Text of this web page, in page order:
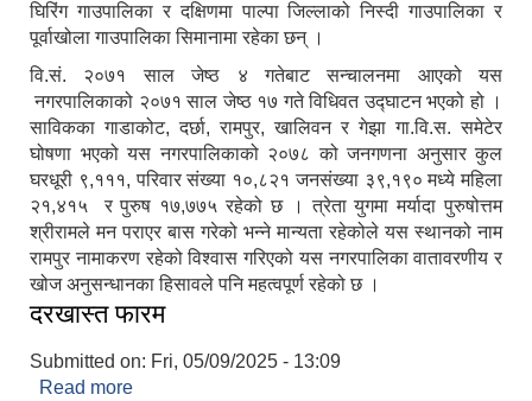
घिरिंग गाउपालिका र दक्षिणमा पाल्पा जिल्लाको निस्दी गाउपालिका र
पूर्वाखोला गाउपालिका सिमानामा रहेका छन् ।
वि.सं. २०७१ साल जेष्ठ ४ गतेबाट सन्चालनमा आएको यस
नगरपालिकाको २०७१ साल जेष्ठ १७ गते विधिवत उद्घाटन भएको हो ।
साविकका गाडाकोट, दर्छा, रामपुर, खालिवन र गेझा गा.वि.स. समेटेर
घोषणा भएको यस नगरपालिकाको २०७८ को जनगणना अनुसार कुल
घरधूरी ९,१११, परिवार संख्या १०,८२१ जनसंख्या ३९,१९० मध्ये महिला
२१,४१५ र पुरुष १७,७७५ रहेको छ । त्रेता युगमा मर्यादा पुरुषोत्तम
श्रीरामले मन पराएर बास गरेको भन्ने मान्यता रहेकोले यस स्थानको नाम
रामपुर नामाकरण रहेको विश्वास गरिएको यस नगरपालिका वातावरणीय र
खोज अनुसन्धानका हिसावले पनि महत्वपूर्ण रहेको छ ।
दरखास्त फारम
Submitted on: Fri, 05/09/2025 - 13:09
Read more